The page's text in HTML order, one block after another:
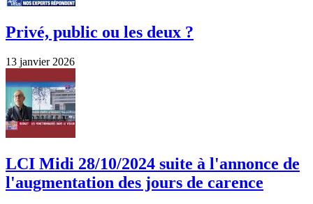
Privé, public ou les deux ?
13 janvier 2026
LCI Midi 28/10/2024 suite à l'annonce de
l'augmentation des jours de carence